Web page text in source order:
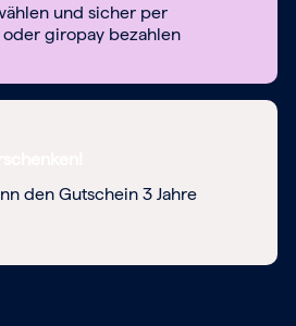
und sicher per
oder giropay bezahlen
den Gutschein 3 Jahre